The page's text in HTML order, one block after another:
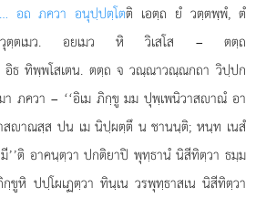
… อถ ภควา อนุปฺปตฺโตติ เอตฺถ ยํ วตฺตพฺพํ, ตํ
ตเมว. อยเมว หิ วิเสโส – ตตฺถ
ธ ทิพฺพโสเตน. ตตฺถ จ วณฺณาวณฺณกถา วิปฺปก
า ภควา – ‘‘อิเม ภิกฺขู มม ปุพฺเพนิวาสาณํ อา
สาณสฺส ปน เม นิปฺผตฺตึ น ชานนฺติ; หนฺท เนสํ
’’ติ อาคนฺตฺวา ปกติยาปิ พุทฺธานํ นิสีทิตฺวา ธมฺม
ขูหิ ปปฺโผเฏตฺวา ทินฺเน วรพุทฺธาสเน นิสีทิตฺวา